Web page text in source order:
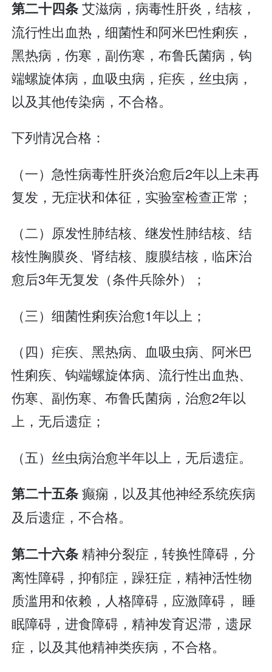
第二十四条艾滋病，病毒性肝炎，结核，
流行性出血热，细菌性和阿米巴性痢疾，
黑热病，伤寒，副伤寒，布鲁氏菌病，钩
端螺旋体病，血吸虫病，疟疾，丝虫病，
以及其他传染病，不合格。
下列情况合格：
（一）急性病毒性肝炎治愈后2年以上未再
复发，无症状和体征，实验室检查正常；
（二）原发性肺结核、继发性肺结核、结
核性胸膜炎、肾结核、腹膜结核，临床治
愈后3年无复发（条件兵除外）；
（三）细菌性痢疾治愈1年以上；
（四）疟疾、黑热病、血吸虫病、阿米巴
性痢疾、钩端螺旋体病、流行性出血热、
伤寒、副伤寒、布鲁氏菌病，治愈2年以
上，无后遗症；
（五）丝虫病治愈半年以上，无后遗症。
第二十五条癫痫，以及其他神经系统疾病
及后遗症，不合格。
第二十六条精神分裂症，转换性障碍，分
离性障碍，抑郁症，躁狂症，精神活性物
质滥用和依赖，人格障碍，应激障碍， 睡
眠障碍，进食障碍，精神发育迟滞，遗尿
症，以及其他精神类疾病，不合格。